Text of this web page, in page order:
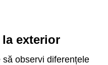
exterior
observi diferențele